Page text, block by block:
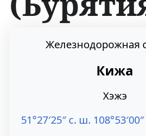
Железнодорожная
Кижа
Хэжэ
51°27′25″ с. ш.